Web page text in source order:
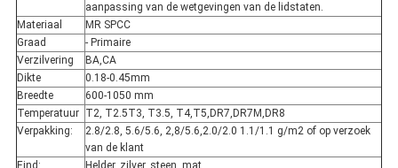
aanpassing van de wetgevingen van de lidstaten.
Materiaal
MR SPCC
Graad
- Primaire
Verzilvering
BA,CA
Dikte
0.18-0.45mm
Breedte
600-1050 mm
Temperatuur T2, T2.5T3, T3.5, T4,T5,DR7,DR7M,DR8
Verpakking:
2.8/2.8, 5.6/5.6, 2,8/5.6,2.0/2.0 1.1/1.1 g/m2 of op verzoek
van de klant